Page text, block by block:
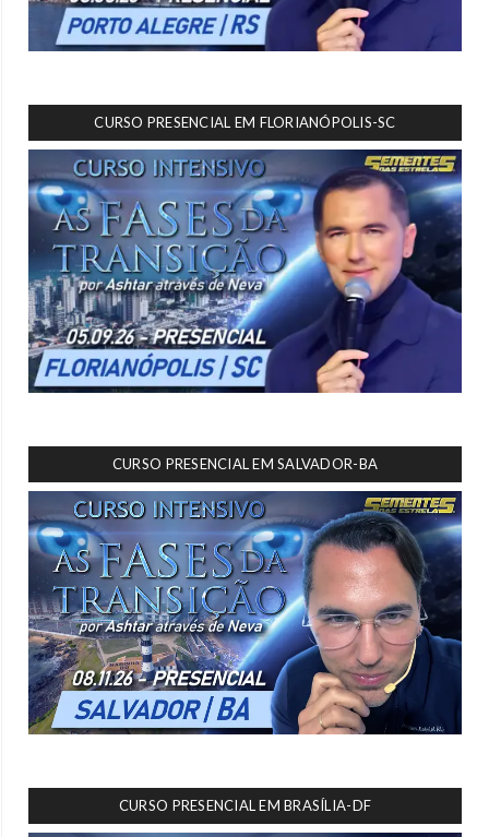
CURSO PRESENCIAL EM FLORIANÓPOLIS-SC
CURSO PRESENCIAL EM SALVADOR-BA
CURSO PRESENCIAL EM BRASÍLIA-DF